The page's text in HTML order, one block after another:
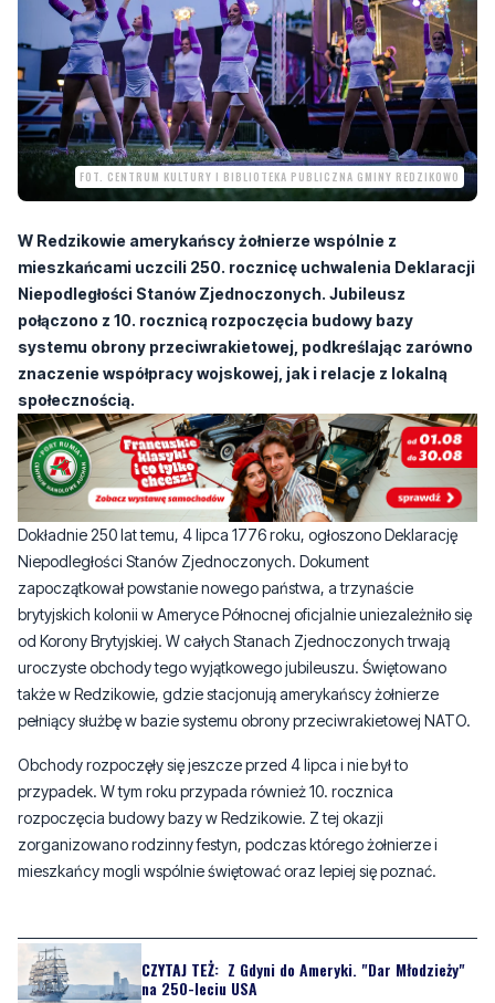
FOT. CENTRUM KULTURY I BIBLIOTEKA PUBLICZNA GMINY REDZIKOWO
W Redzikowie amerykańscy żołnierze wspólnie z
mieszkańcami uczcili 250. rocznicę uchwalenia Deklaracji
Niepodległości Stanów Zjednoczonych. Jubileusz
połączono z 10. rocznicą rozpoczęcia budowy bazy
systemu obrony przeciwrakietowej, podkreślając zarówno
znaczenie współpracy wojskowej, jak i relacje z lokalną
społecznością.
Dokładnie 250 lat temu, 4 lipca 1776 roku, ogłoszono Deklarację
Niepodległości Stanów Zjednoczonych. Dokument
zapoczątkował powstanie nowego państwa, a trzynaście
brytyjskich kolonii w Ameryce Północnej oficjalnie uniezależniło się
od Korony Brytyjskiej. W całych Stanach Zjednoczonych trwają
uroczyste obchody tego wyjątkowego jubileuszu. Świętowano
także w Redzikowie, gdzie stacjonują amerykańscy żołnierze
pełniący służbę w bazie systemu obrony przeciwrakietowej NATO.
Obchody rozpoczęły się jeszcze przed 4 lipca i nie był to
przypadek. W tym roku przypada również 10. rocznica
rozpoczęcia budowy bazy w Redzikowie. Z tej okazji
zorganizowano rodzinny festyn, podczas którego żołnierze i
mieszkańcy mogli wspólnie świętować oraz lepiej się poznać.
CZYTAJ TEŻ: Z Gdyni do Ameryki. "Dar Młodzieży"
na 250-leciu USA